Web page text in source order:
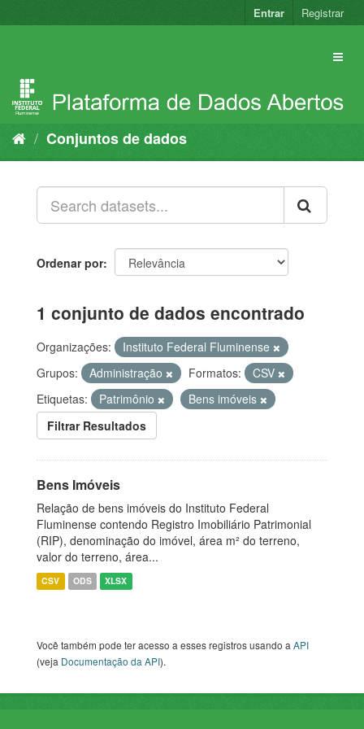
para
Entrar Registrar
Conjuntos de dados
Ordenar por
1 conjunto de dados encontrado
Organizações:
Instituto Federal Fluminense
Grupos:
Administração Formatos:
CSV
Etiquetas:
Patrimônio
Bens imóveis
Filtrar Resultados
Bens Imóveis
Relação de bens imóveis do Instituto Federal
Fluminense contendo Registro Imobiliário Patrimonial
(RIP), denominação do imóvel, área m² do terreno,
valor do terreno, área...
CSV ODS XLSX
Você também pode ter acesso a esses registros usando aAPI
(veja Documentação da API).